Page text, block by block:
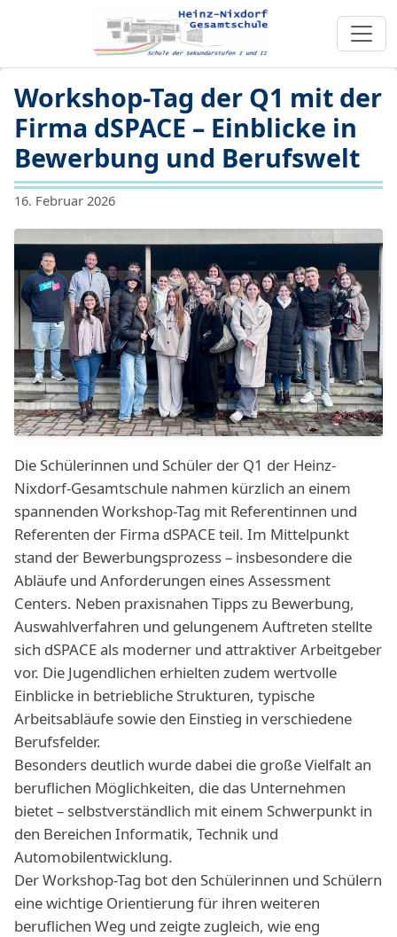
Workshop-Tag der Q1 mit der
Firma dSPACE – Einblicke in
Bewerbung und Berufswelt
16. Februar 2026
Die Schülerinnen und Schüler der Q1 der Heinz-
Nixdorf-Gesamtschule nahmen kürzlich an einem
spannenden Workshop-Tag mit Referentinnen und
Referenten der Firma dSPACE teil. Im Mittelpunkt
stand der Bewerbungsprozess – insbesondere die
Abläufe und Anforderungen eines Assessment
Centers. Neben praxisnahen Tipps zu Bewerbung,
Auswahlverfahren und gelungenem Auftreten stellte
sich dSPACE als moderner und attraktiver Arbeitgeber
vor. Die Jugendlichen erhielten zudem wertvolle
Einblicke in betriebliche Strukturen, typische
Arbeitsabläufe sowie den Einstieg in verschiedene
Berufsfelder.
Besonders deutlich wurde dabei die große Vielfalt an
beruflichen Möglichkeiten, die das Unternehmen
bietet – selbstverständlich mit einem Schwerpunkt in
den Bereichen Informatik, Technik und
Automobilentwicklung.
Der Workshop-Tag bot den Schülerinnen und Schülern
eine wichtige Orientierung für ihren weiteren
beruflichen Weg und zeigte zugleich, wie eng